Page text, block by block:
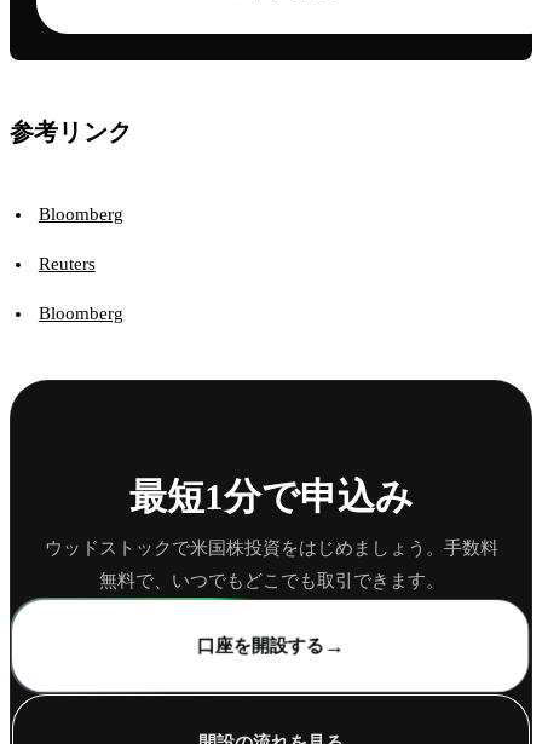
参考リンク
Bloomberg
Reuters
Bloomberg
最短1分で申込み
ウッドストックで米国株投資をはじめましょう。手数料
無料で、いつでもどこでも取引できます。
口座を開設する→